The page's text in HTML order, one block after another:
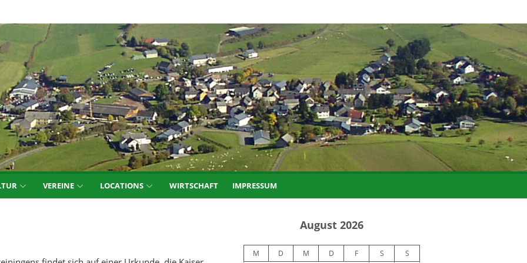
VEREINE LOCATIONS WIRTSCHAFT IMPRESSUM
August 2026
M D M D F S S